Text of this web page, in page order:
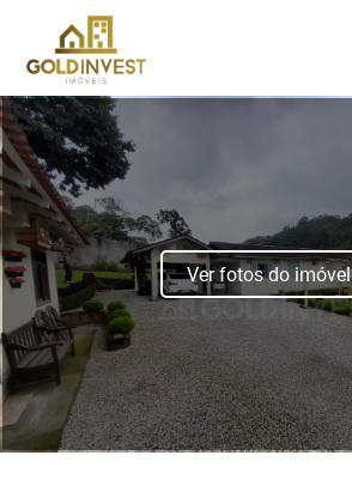
Ver fotos do imóvel